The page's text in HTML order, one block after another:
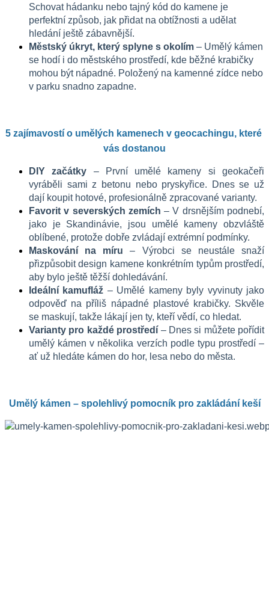
Schovat hádanku nebo tajný kód do kamene je
perfektní způsob, jak přidat na obtížnosti a udělat
hledání ještě zábavnější.
Městský úkryt, který splyne s okolím – Umělý kámen
se hodí i do městského prostředí, kde běžné krabičky
mohou být nápadné. Položený na kamenné zídce nebo
v parku snadno zapadne.
5 zajímavostí o umělých kamenech v geocachingu, které
vás dostanou
DIY začátky – První umělé kameny si geokačeři
vyráběli sami z betonu nebo pryskyřice. Dnes se už
dají koupit hotové, profesionálně zpracované varianty.
Favorit v severských zemích – V drsnějším podnebí,
jako je Skandinávie, jsou umělé kameny obzvláště
oblíbené, protože dobře zvládají extrémní podmínky.
Maskování na míru – Výrobci se neustále snaží
přizpůsobit design kamene konkrétním typům prostředí,
aby bylo ještě těžší dohledávání.
Ideální kamufláž – Umělé kameny byly vyvinuty jako
odpověď na příliš nápadné plastové krabičky. Skvěle
se maskují, takže lákají jen ty, kteří vědí, co hledat.
Varianty pro každé prostředí – Dnes si můžete pořídit
umělý kámen v několika verzích podle typu prostředí –
ať už hledáte kámen do hor, lesa nebo do města.
Umělý kámen – spolehlivý pomocník pro zakládání keší